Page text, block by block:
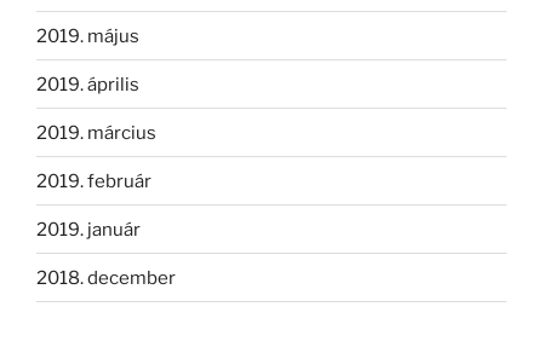
2019. május
2019. április
2019. március
2019. február
2019. január
2018. december